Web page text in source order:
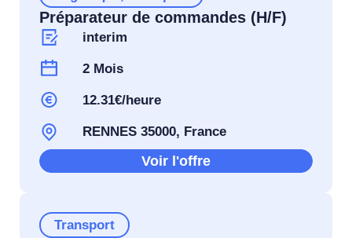
Préparateur de commandes (H/F)
interim
2 Mois
12.31€/heure
RENNES 35000, France
Voir l'offre
Transport